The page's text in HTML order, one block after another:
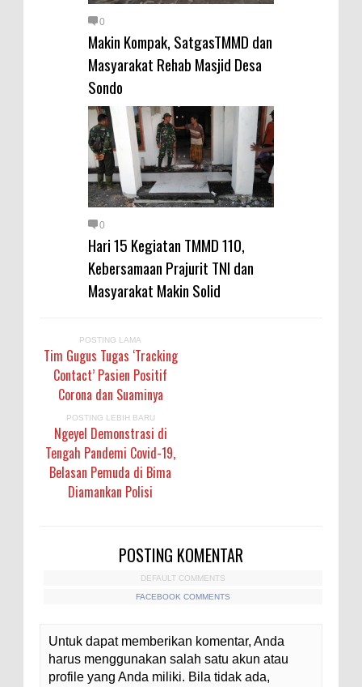
0
Makin Kompak, SatgasTMMD dan
Masyarakat Rehab Masjid Desa
Sondo
0
Hari 15 Kegiatan TMMD 110,
Kebersamaan Prajurit TNI dan
Masyarakat Makin Solid
POSTING LAMA
Tim Gugus Tugas ‘Tracking
Contact’ Pasien Positif
Corona dan Suaminya
POSTING LEBIH BARU
Ngeyel Demonstrasi di
Tengah Pandemi Covid-19,
Belasan Pemuda di Bima
Diamankan Polisi
POSTING KOMENTAR
DEFAULT COMMENTS
FACEBOOK COMMENTS
Untuk dapat memberikan komentar, Anda
harus menggunakan salah satu akun atau
profile yang Anda miliki. Bila tidak ada,